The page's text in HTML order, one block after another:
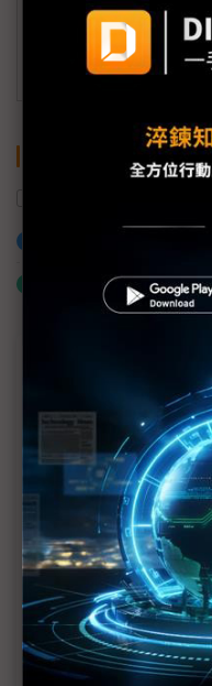
(一個工作日內將回覆
訂閱DIGITIMES 行動
加入已選取到「關鍵
什麼是「關鍵字追蹤
MLCC訂單過熱
建熱潮將趨緩
2027全年記憶體
宣」只怕買不夠
英特爾EMIB良
2028準時量產
SpaceX晶片採購
採用NVIDIA